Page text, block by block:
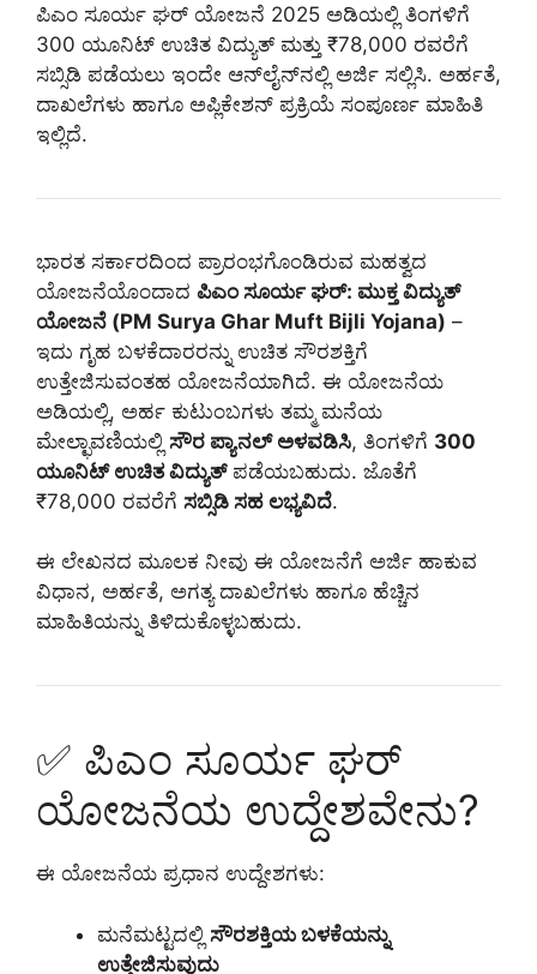
ಪಿಎಂ ಸೂರ್ಯ ಘರ್ ಯೋಜನೆ 2025 ಅಡಿಯಲ್ಲಿ ತಿಂಗಳಿಗೆ
300 ಯೂನಿಟ್ ಉಚಿತ ವಿದ್ಯುತ್ ಮತ್ತು ₹78,000 ರವರೆಗೆ
ಸಬ್ಸಿಡಿ ಪಡೆಯಲು ಇಂದೇ ಆನ್‌ಲೈನ್‌ನಲ್ಲಿ ಅರ್ಜಿ ಸಲ್ಲಿಸಿ. ಅರ್ಹತೆ,
ದಾಖಲೆಗಳು ಹಾಗೂ ಅಪ್ಲಿಕೇಶನ್ ಪ್ರಕ್ರಿಯೆ ಸಂಪೂರ್ಣ ಮಾಹಿತಿ
ಇಲ್ಲಿದೆ.
ಭಾರತ ಸರ್ಕಾರದಿಂದ ಪ್ರಾರಂಭಗೊಂಡಿರುವ ಮಹತ್ವದ
ಯೋಜನೆಯೊಂದಾದ ಪಿಎಂ ಸೂರ್ಯ ಘರ್: ಮುಕ್ತ ವಿದ್ಯುತ್
ಯೋಜನೆ (PM Surya Ghar Muft Bijli Yojana) –
ಇದು ಗೃಹ ಬಳಕೆದಾರರನ್ನು ಉಚಿತ ಸೌರಶಕ್ತಿಗೆ
ಉತ್ತೇಜಿಸುವಂತಹ ಯೋಜನೆಯಾಗಿದೆ. ಈ ಯೋಜನೆಯ
ಅಡಿಯಲ್ಲಿ, ಅರ್ಹ ಕುಟುಂಬಗಳು ತಮ್ಮ ಮನೆಯ
ಮೇಲ್ಛಾವಣಿಯಲ್ಲಿ ಸೌರ ಪ್ಯಾನಲ್ ಅಳವಡಿಸಿ, ತಿಂಗಳಿಗೆ 300
ಯೂನಿಟ್ ಉಚಿತ ವಿದ್ಯುತ್ಪಡೆಯಬಹುದು. ಜೊತೆಗೆ
₹78,000 ರವರೆಗೆ ಸಬ್ಸಿಡಿ ಸಹ ಲಭ್ಯವಿದೆ.
ಈ ಲೇಖನದ ಮೂಲಕ ನೀವು ಈ ಯೋಜನೆಗೆ ಅರ್ಜಿ ಹಾಕುವ
ವಿಧಾನ, ಅರ್ಹತೆ, ಅಗತ್ಯ ದಾಖಲೆಗಳು ಹಾಗೂ ಹೆಚ್ಚಿನ
ಮಾಹಿತಿಯನ್ನು ತಿಳಿದುಕೊಳ್ಳಬಹುದು.
✅ ಪಿಎಂ ಸೂರ್ಯ ಘರ್
ಯೋಜನೆಯ ಉದ್ದೇಶವೇನು?
ಈ ಯೋಜನೆಯ ಪ್ರಧಾನ ಉದ್ದೇಶಗಳು:
ಮನೆಮಟ್ಟದಲ್ಲಿ ಸೌರಶಕ್ತಿಯ ಬಳಕೆಯನ್ನು
ಉತ್ತೇಜಿಸುವುದು